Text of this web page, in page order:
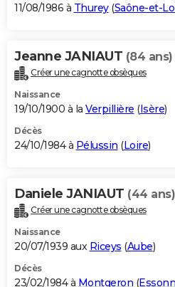
11/08/1986 à Thurey(Saône-et-
Jeanne JANIAUT (84 ans)
Créer une cagnotte obsèques
Naissance
19/10/1900 à la Verpillière (Isère)
Décès
24/10/1984 à Pélussin (Loire)
Daniele JANIAUT (44 ans)
Créer une cagnotte obsèques
Naissance
20/07/1939 aux Riceys (Aube)
Décès
23/02/1984 à Montgeron (